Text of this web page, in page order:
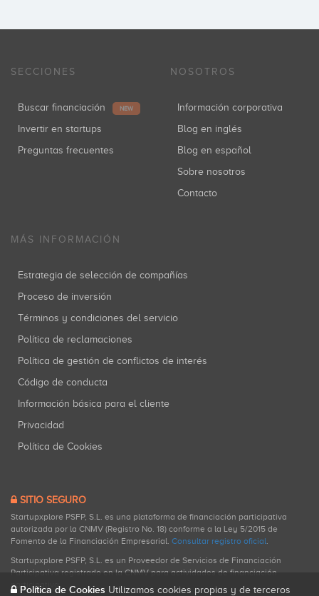
SECCIONES
Buscar financiación NEW
Invertir en startups
Preguntas frecuentes
NOSOTROS
Información corporativa
Blog en inglés
Blog en español
Sobre nosotros
Contacto
MÁS INFORMACIÓN
Estrategia de selección de compañías
Proceso de inversión
Términos y condiciones del servicio
Política de reclamaciones
Política de gestión de conflictos de interés
Código de conducta
Información básica para el cliente
Privacidad
Política de Cookies
SITIO SEGURO
Startupxplore PSFP, S.L. es una plataforma de financiación participativa
autorizada por la CNMV (Registro No. 18) conforme a la Ley 5/2015 de
Fomento de la Financiación Empresarial. Consultar registro oficial.
Startupxplore PSFP, S.L. es un Proveedor de Servicios de Financiación
Participativa registrado en la CNMV para actividades de financiación
participativa.
Política de Cookies Utilizamos cookies propias y de terceros